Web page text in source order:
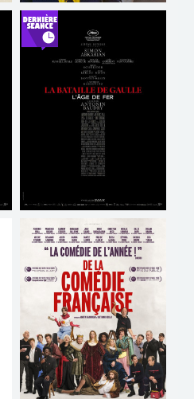
RIEN À FOUTRE
Horaires et Infos
Bande-annonce
Réservation
TOUT PUBLIC
PROJECTION INTÉGRALE
DE LA BATAILLE DE
GAULLE
Horaires et Infos
Bande-annonce
Réservation